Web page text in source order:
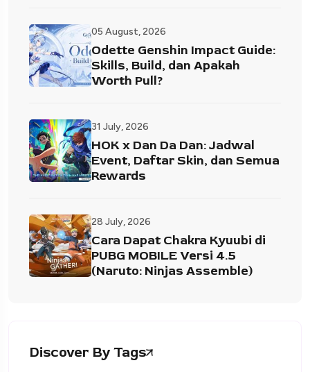
05 August, 2026
Odette Genshin Impact Guide:
Skills, Build, dan Apakah
Worth Pull?
31 July, 2026
HOK x Dan Da Dan: Jadwal
Event, Daftar Skin, dan Semua
Rewards
28 July, 2026
Cara Dapat Chakra Kyuubi di
PUBG MOBILE Versi 4.5
(Naruto: Ninjas Assemble)
Discover By Tags